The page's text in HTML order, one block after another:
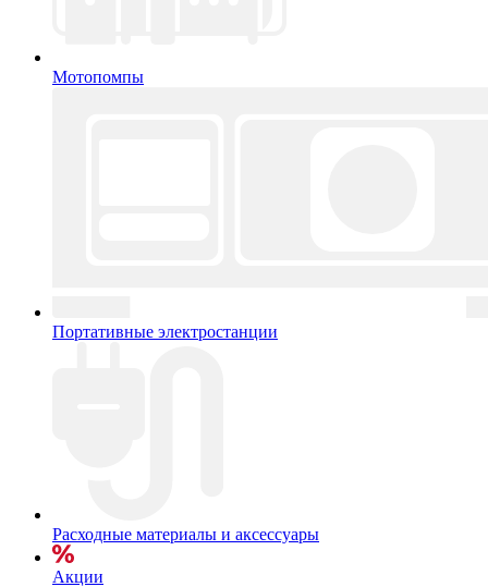
Мотопомпы
Портативные электростанции
Расходные материалы и аксессуары
Акции